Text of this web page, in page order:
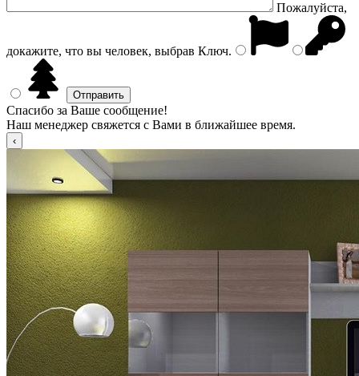
Пожалуйста,
докажите, что вы человек, выбрав Ключ.
Спасибо за Ваше сообщение!
Наш менеджер свяжется с Вами в ближайшее время.